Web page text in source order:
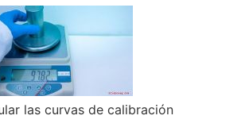
las curvas de calibración